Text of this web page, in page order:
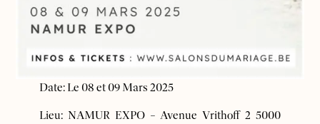
Date: Le 08 et 09 Mars 2025
Lieu: NAMUR EXPO – Avenue Vrithoff 2 5000